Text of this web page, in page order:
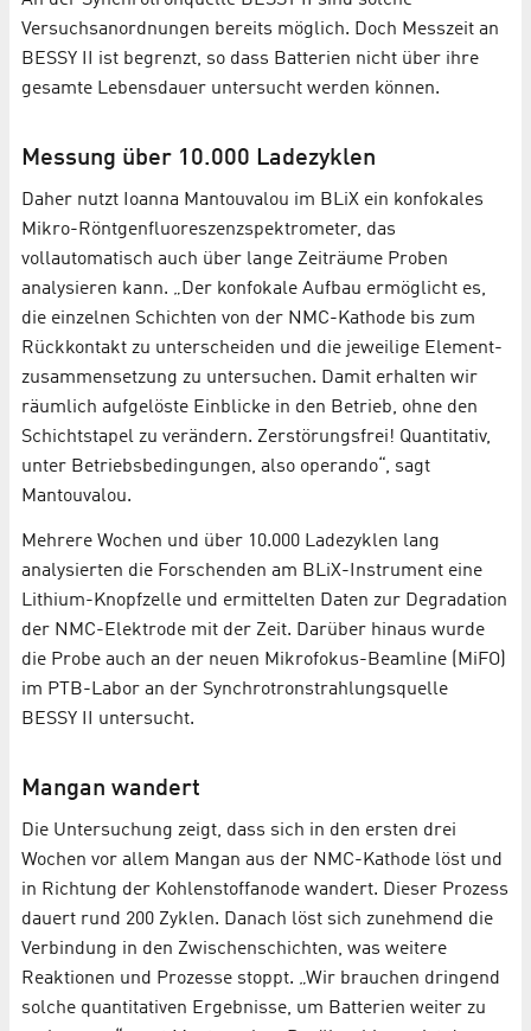
Versuchsanordnungen bereits möglich. Doch Messzeit an
BESSY II ist begrenzt, so dass Batterien nicht über ihre
gesamte Lebensdauer untersucht werden können.
Messung über 10.000 Ladezyklen
Daher nutzt Ioanna Mantouvalou im BLiX ein konfokales
Mikro-Röntgen­fluoreszenz­spektrometer, das
vollautomatisch auch über lange Zeiträume Proben
analysieren kann. „Der konfokale Aufbau ermöglicht es,
die einzelnen Schichten von der NMC-Kathode bis zum
Rückkontakt zu unterscheiden und die jeweilige Element­
zusammensetzung zu untersuchen. Damit erhalten wir
räumlich aufgelöste Einblicke in den Betrieb, ohne den
Schichtstapel zu verändern. Zerstörungsfrei! Quantitativ,
unter Betriebsbedingungen, also operando“, sagt
Mantouvalou.
Mehrere Wochen und über 10.000 Ladezyklen lang
analysierten die Forschenden am BLiX-Instrument eine
Lithium-Knopfzelle und ermittelten Daten zur Degradation
der NMC-Elektrode mit der Zeit. Darüber hinaus wurde
die Probe auch an der neuen Mikrofokus-Beamline (MiFO)
im PTB-Labor an der Synchrotronstrahlungsquelle
BESSY II untersucht.
Mangan wandert
Die Untersuchung zeigt, dass sich in den ersten drei
Wochen vor allem Mangan aus der NMC-Kathode löst und
in Richtung der Kohlenstoffanode wandert. Dieser Prozess
dauert rund 200 Zyklen. Danach löst sich zunehmend die
Verbindung in den Zwischenschichten, was weitere
Reaktionen und Prozesse stoppt. „Wir brauchen dringend
solche quantitativen Ergebnisse, um Batterien weiter zu